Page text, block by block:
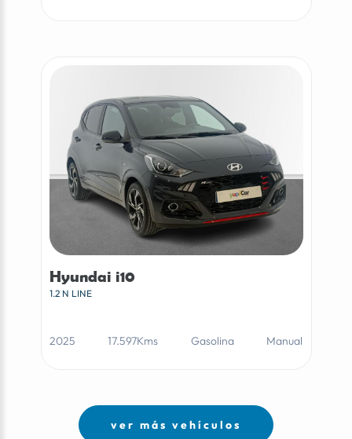
Hyundai i10
1.2 N LINE
2025 17.597Kms Gasolina Manual
ver más vehículos